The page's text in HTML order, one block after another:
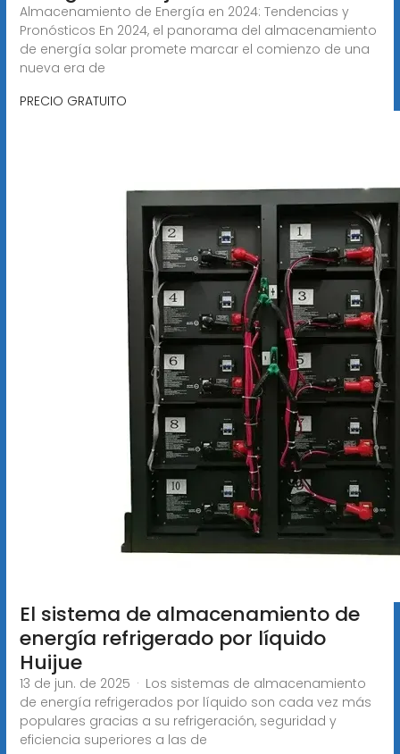
Almacenamiento de Energía en 2024: Tendencias y
Pronósticos En 2024, el panorama del almacenamiento
de energía solar promete marcar el comienzo de una
nueva era de
PRECIO GRATUITO
El sistema de almacenamiento de
energía refrigerado por líquido
Huijue
13 de jun. de 2025 · Los sistemas de almacenamiento
de energía refrigerados por líquido son cada vez más
populares gracias a su refrigeración, seguridad y
eficiencia superiores a las de